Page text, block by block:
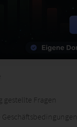
gestellte Fragen